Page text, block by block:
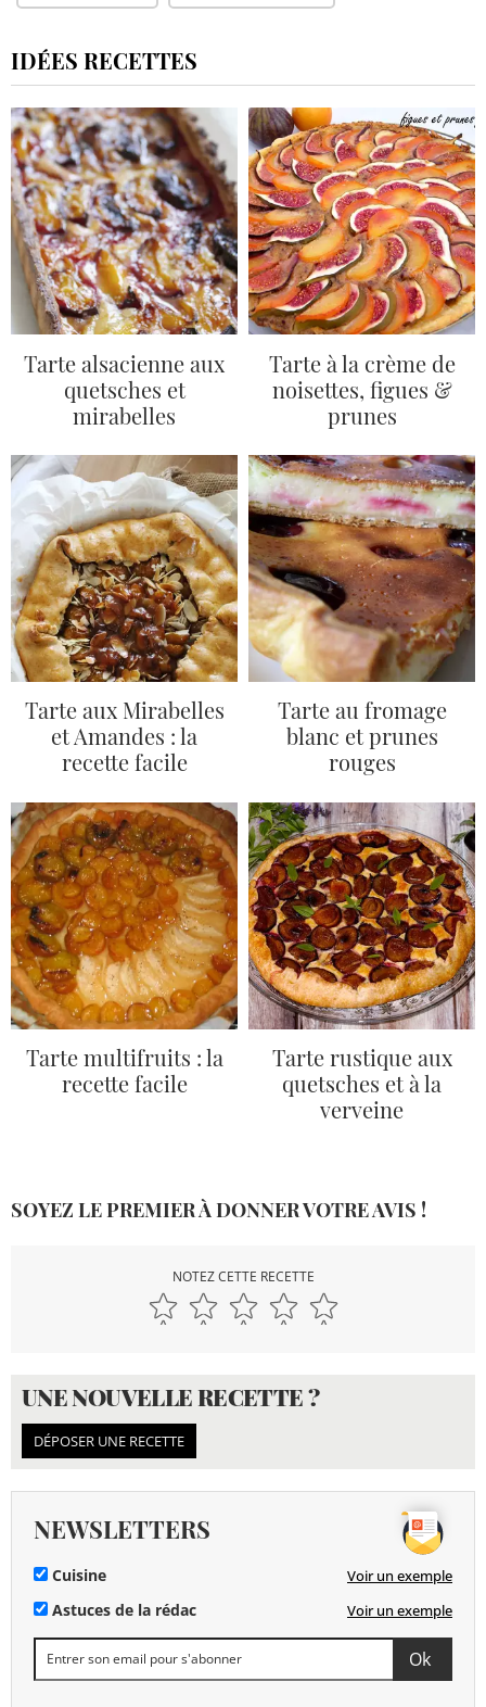
IDÉES RECETTES
Tarte alsacienne aux
quetsches et
mirabelles
Tarte à la crème de
noisettes, figues &
prunes
Tarte aux Mirabelles
et Amandes : la
recette facile
Tarte au fromage
blanc et prunes
rouges
Tarte multifruits : la
recette facile
Tarte rustique aux
quetsches et à la
verveine
SOYEZ LE PREMIER À DONNER VOTRE AVIS !
NOTEZ CETTE RECETTE
UNE NOUVELLE RECETTE ?
DÉPOSER UNE RECETTE
NEWSLETTERS
Cuisine Voir un exemple
Astuces de la rédac Voir un exemple